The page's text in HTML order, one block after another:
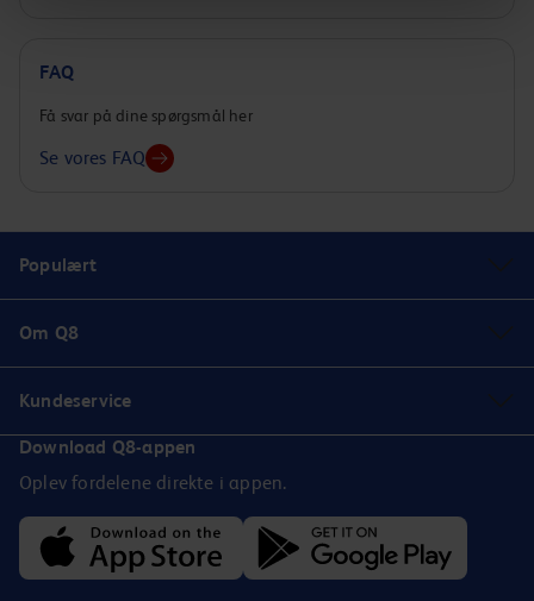
FAQ
Få svar på dine spørgsmål her
Se vores FAQ
Populært
Om Q8
Kundeservice
Download Q8-appen
Oplev fordelene direkte i appen.